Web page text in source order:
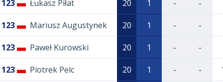
123 Łukasz Piłat 20 1 - -
123 Mariusz Augustynek 20 1 - -
123 Paweł Kurowski 20 1 - -
123 Piotrek Pelc 20 1 - -